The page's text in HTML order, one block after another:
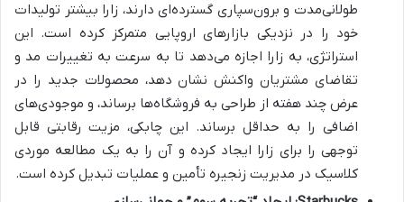
طولانی‌مدت و برون‌سپاری گسترده‌ای دارند، زارا بیشتر تولیدات
خود را در نزدیکی بازارهای اروپایی متمرکز کرده است. این
استراتژی، به زارا اجازه می‌دهد تا به سرعت به تغییرات مد و
تقاضای مشتریان واکنش نشان دهد، محصولات جدید را در
عرض چند هفته از طراحی به فروشگاه‌ها برساند، و موجودی‌های
اضافی را به حداقل برساند. این چابکی، مزیت رقابتی قابل
توجهی را برای زارا ایجاد کرده و آن را به یک مطالعه موردی
کلاسیک در مدیریت زنجیره تأمین و عملیات تبدیل کرده است.